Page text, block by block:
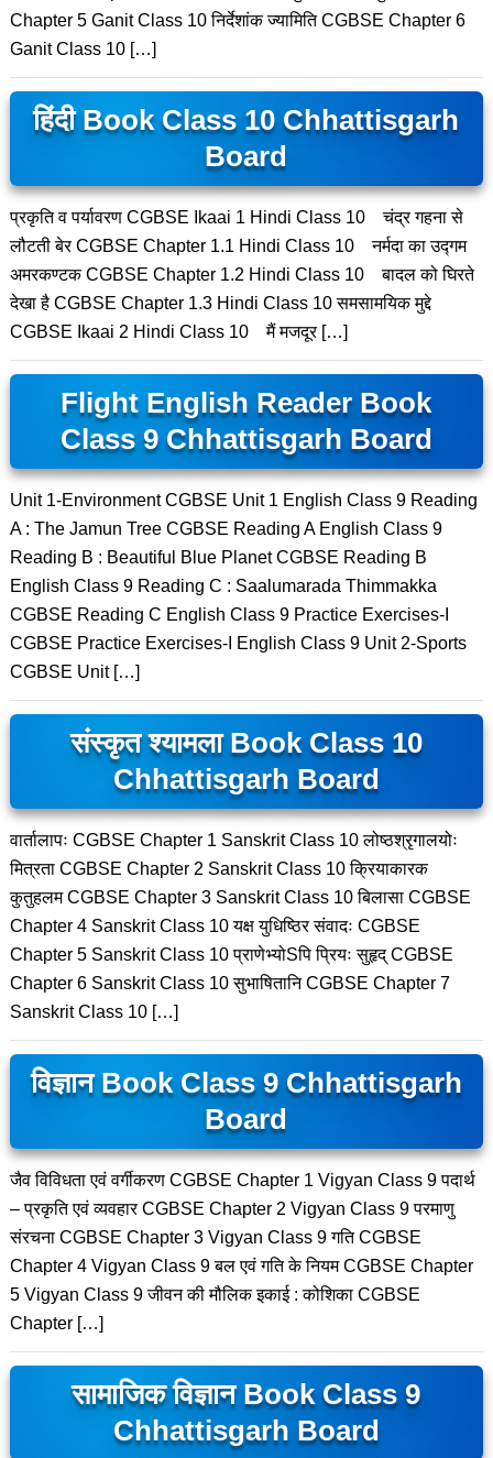
Chapter 5 Ganit Class 10 निर्देशांक ज्यामिति CGBSE Chapter 6
Ganit Class 10 […]
हिंदी Book Class 10 Chhattisgarh
Board
प्रकृति व पर्यावरण CGBSE Ikaai 1 Hindi Class 10 चंद्र गहना से
लौटती बेर CGBSE Chapter 1.1 Hindi Class 10 नर्मदा का उद्गम
अमरकण्टक CGBSE Chapter 1.2 Hindi Class 10 बादल को घिरते
देखा है CGBSE Chapter 1.3 Hindi Class 10 समसामयिक मुद्दे
CGBSE Ikaai 2 Hindi Class 10 मैं मजदूर […]
Flight English Reader Book
Class 9 Chhattisgarh Board
Unit 1-Environment CGBSE Unit 1 English Class 9 Reading
A : The Jamun Tree CGBSE Reading A English Class 9
Reading B : Beautiful Blue Planet CGBSE Reading B
English Class 9 Reading C : Saalumarada Thimmakka
CGBSE Reading C English Class 9 Practice Exercises-I
CGBSE Practice Exercises-I English Class 9 Unit 2-Sports
CGBSE Unit […]
संस्कृत श्यामला Book Class 10
Chhattisgarh Board
वार्तालापः CGBSE Chapter 1 Sanskrit Class 10 लोष्ठश्रृगालयोः
मित्रता CGBSE Chapter 2 Sanskrit Class 10 क्रियाकारक
कुतुहलम CGBSE Chapter 3 Sanskrit Class 10 बिलासा CGBSE
Chapter 4 Sanskrit Class 10 यक्ष युधिष्ठिर संवादः CGBSE
Chapter 5 Sanskrit Class 10 प्राणेभ्योSपि प्रियः सुहृद् CGBSE
Chapter 6 Sanskrit Class 10 सुभाषितानि CGBSE Chapter 7
Sanskrit Class 10 […]
विज्ञान Book Class 9 Chhattisgarh
Board
जैव विविधता एवं वर्गीकरण CGBSE Chapter 1 Vigyan Class 9 पदार्थ
– प्रकृति एवं व्यवहार CGBSE Chapter 2 Vigyan Class 9 परमाणु
संरचना CGBSE Chapter 3 Vigyan Class 9 गति CGBSE
Chapter 4 Vigyan Class 9 बल एवं गति के नियम CGBSE Chapter
5 Vigyan Class 9 जीवन की मौलिक इकाई : कोशिका CGBSE
Chapter […]
सामाजिक विज्ञान Book Class 9
Chhattisgarh Board